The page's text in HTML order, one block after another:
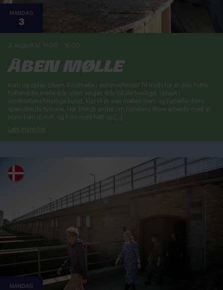
MANDAG
3
3. august kl. 11:00 - 15:00
Åben mølle
Kom og oplev Skjern Vindmølle i sommerferien! Til trods for at den flotte
hollandske mølle står uden vinger, står lokale frivillige, oplært i
vindmøllens finurlige kunst, klar til at vise møllen frem og fortælle dens
spændende historie. Hør blandt andet om fortidens store arbejde med at
male korn til mel, og kom med helt op […]
Læs mere her
MANDAG